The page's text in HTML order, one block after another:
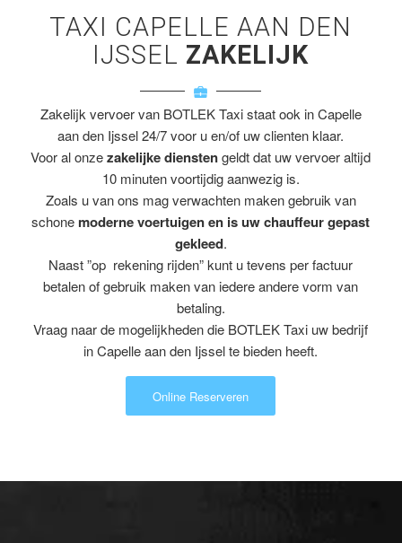
TAXI CAPELLE AAN DEN
IJSSEL ZAKELIJK
Zakelijk vervoer van BOTLEK Taxi staat ook in Capelle
aan den Ijssel 24/7 voor u en/of uw clienten klaar.
Voor al onzezakelijke dienstengeldt dat uw vervoer altijd
10 minuten voortijdig aanwezig is.
Zoals u van ons mag verwachten maken gebruik van
schone moderne voertuigen en is uw chauffeur gepast
gekleed.
Naast ”op rekening rijden” kunt u tevens per factuur
betalen of gebruik maken van iedere andere vorm van
betaling.
Vraag naar de mogelijkheden die BOTLEK Taxi uw bedrijf
in Capelle aan den Ijssel te bieden heeft.
Online Reserveren